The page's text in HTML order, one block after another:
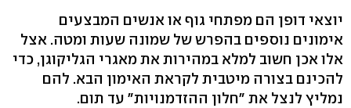
יוצאי דופן הם מפתחי גוף או אנשים המבצעים
אימונים נוספים בהפרש של שמונה שעות ומטה. אצל
אלו אכן חשוב למלא במהירות את מאגרי הגליקוגן, כדי
להכינם בצורה מיטבית לקראת האימון הבא. להם
נמליץ לנצל את "חלון ההזדמנויות" עד תום.